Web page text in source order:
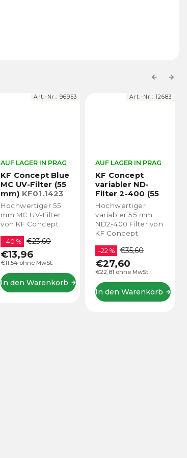
Previous
KF Concept
variabler ND-
Filter 2-400 (55
mm)KF01.1400
AUF LAGER IN PRAG
€22,81 ohne MwSt.
–22 % €35,60
€27,60
In den Warenkorb
Hochwertiger
variabler 55 mm
ND2-400 Filter von
Art.-Nr.:12683
KF Concept
variabler ND-
Filter 8-2000 (55
mm)
AUF LAGER IN PRAG
€39,34 ohne MwSt.
€47,60
In den Warenkorb
Hochwertiger
variabler 55 mm
ND8-2000 Filter
von KF Concept.
Art.-Nr.:14615
Next